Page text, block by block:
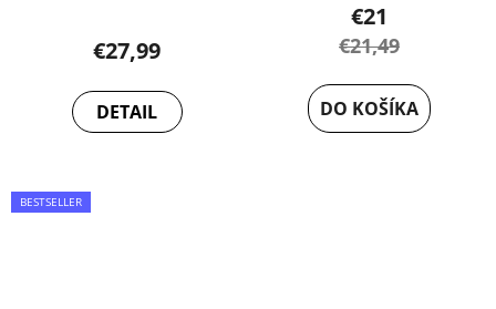
hodnotenie
je
5,0
€27,99
DETAIL
€21
€21,49
DO KOŠÍKA
BESTSELLER